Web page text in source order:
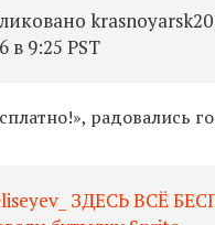
в 9:25 PST
радовались
ЗДЕСЬ ВСЁ